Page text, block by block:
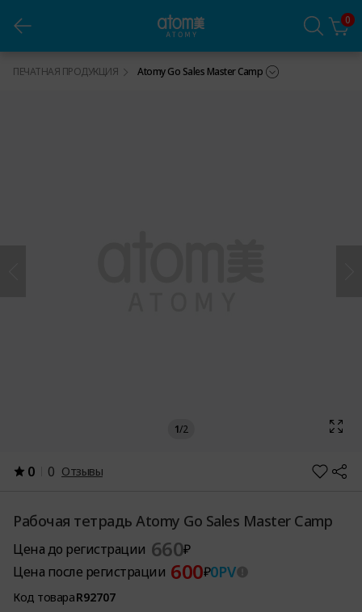
0
ПЕЧАТНАЯ ПРОДУКЦИЯ Atomy Go Sales Master Camp
Рабочая тетрадь Atomy Go Sales Master Camp
1/2
0 0 Отзывы
Рабочая тетрадь Atomy Go Sales Master Camp
Цена до регистрации 660₽
Цена после регистрации 600₽0PV
Код товараR92707